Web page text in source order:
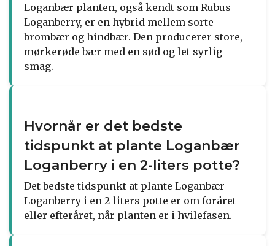
Loganbær planten, også kendt som Rubus
Loganberry, er en hybrid mellem sorte
brombær og hindbær. Den producerer store,
mørkerøde bær med en sød og let syrlig
smag.
Hvornår er det bedste
tidspunkt at plante Loganbær
Loganberry i en 2-liters potte?
Det bedste tidspunkt at plante Loganbær
Loganberry i en 2-liters potte er om foråret
eller efteråret, når planten er i hvilefasen.